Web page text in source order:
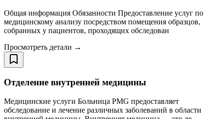
Общая информация Обязанности Предоставление услуг по
медицинскому анализу посредством помещения образцов,
собранных у пациентов, проходящих обследован
Просмотреть детали →
Отделение внутренней медицины
Медицинские услуги Больница PMG предоставляет
обследование и лечение различных заболеваний в области